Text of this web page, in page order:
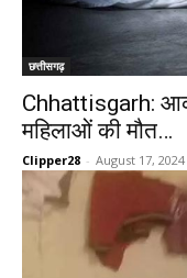
छत्तीसगढ़
Chhattisgarh:
महिलाओं की मौत…
Clipper28 - August 17, 2024